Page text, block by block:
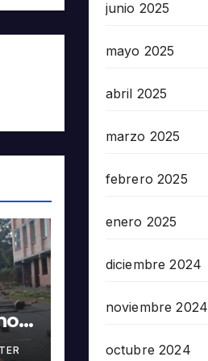
junio 2025
mayo 2025
abril 2025
marzo 2025
febrero 2025
enero 2025
diciembre 2024
noviembre 2024
octubre 2024